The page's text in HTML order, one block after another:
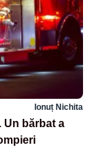
Ionuț Nichita
Un bărbat a